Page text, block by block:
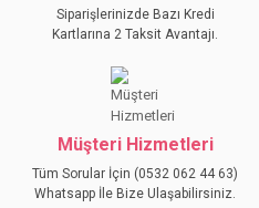
Siparişlerinizde Bazı Kredi
Kartlarına 2 Taksit Avantajı.
Müşteri Hizmetleri
Tüm Sorular İçin (0532 062 44 63)
Whatsapp İle Bize Ulaşabilirsiniz.